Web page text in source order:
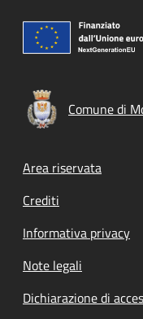
Comune di
Footer
Area riservata
Crediti
Informativa privacy
Note legali
Dichiarazione di